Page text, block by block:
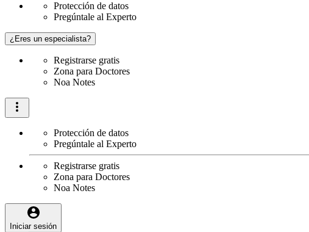
Protección de datos
Pregúntale al Experto
¿Eres un especialista?
Registrarse gratis
Zona para Doctores
Noa Notes
Protección de datos
Pregúntale al Experto
Registrarse gratis
Zona para Doctores
Noa Notes
Iniciar sesión